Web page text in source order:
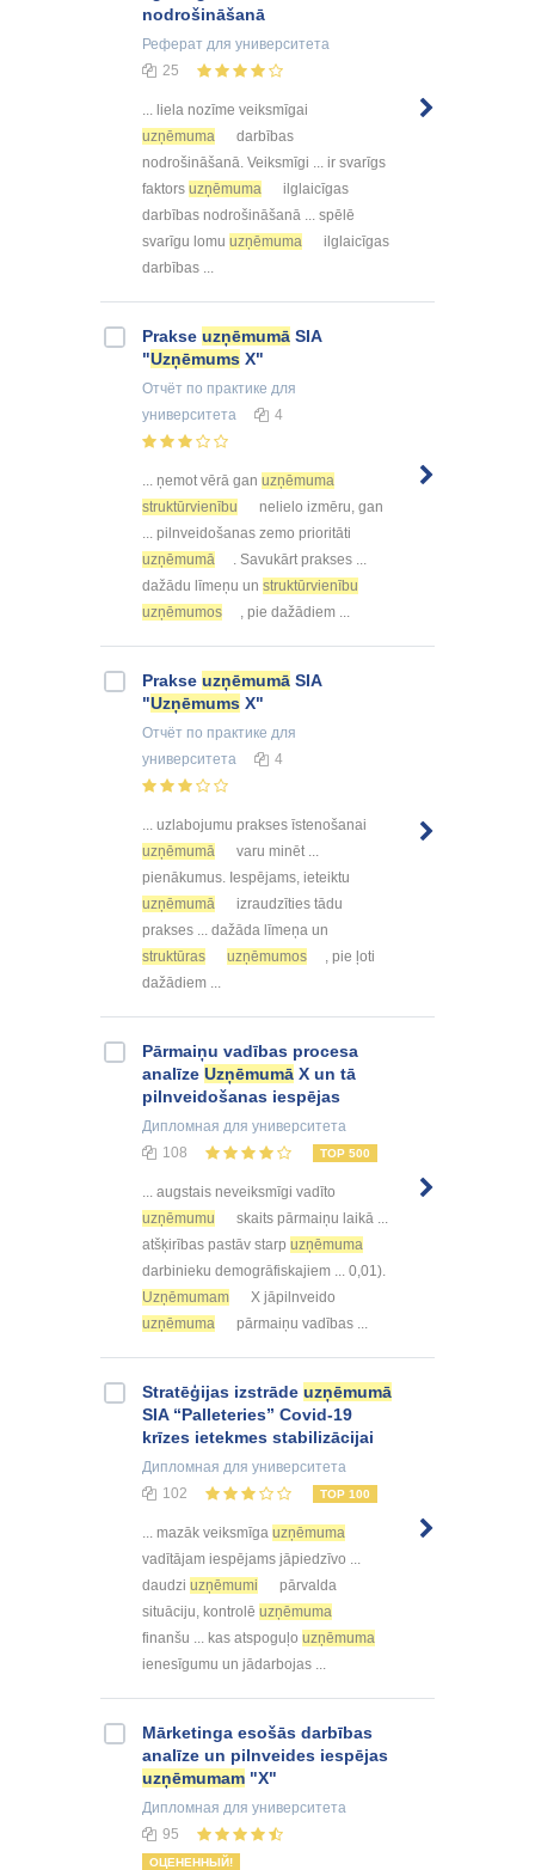
nodrošināšanā
Реферат для университета
25
... liela nozīme veiksmīgai
uzņēmuma
darbības
nodrošināšanā. Veiksmīgi ... ir svarīgs
faktors uzņēmuma
ilglaicīgas
darbības nodrošināšanā ... spēlē
svarīgu lomu uzņēmuma
ilglaicīgas
darbības ...
Prakse uzņēmumā SIA
"Uzņēmums X"
Отчёт по практике для
университета
4
... ņemot vērā gan uzņēmuma
struktūrvienību
nelielo izmēru, gan
... pilnveidošanas zemo prioritāti
uzņēmumā
. Savukārt prakses ...
dažādu līmeņu un struktūrvienību
uzņēmumos
, pie dažādiem ...
Prakse uzņēmumā SIA
"Uzņēmums X"
Отчёт по практике для
университета
4
... uzlabojumu prakses īstenošanai
uzņēmumā
varu minēt ...
pienākumus. Iespējams, ieteiktu
uzņēmumā
izraudzīties tādu
prakses ... dažāda līmeņa un
struktūras
uzņēmumos
, pie ļoti
dažādiem ...
Pārmaiņu vadības procesa
analīze Uzņēmumā X un tā
pilnveidošanas iespējas
Дипломная для университета
108
TOP 500
... augstais neveiksmīgi vadīto
uzņēmumu
skaits pārmaiņu laikā ...
atšķirības pastāv starp uzņēmuma
darbinieku demogrāfiskajiem ... 0,01).
Uzņēmumam
X jāpilnveido
uzņēmuma
pārmaiņu vadības ...
Stratēģijas izstrāde uzņēmumā
SIA “Palleteries” Covid-19
krīzes ietekmes stabilizācijai
Дипломная для университета
102
TOP 100
... mazāk veiksmīga uzņēmuma
vadītājam iespējams jāpiedzīvo ...
daudzi uzņēmumi
pārvalda
situāciju, kontrolē uzņēmuma
finanšu ... kas atspoguļo uzņēmuma
ienesīgumu un jādarbojas ...
Mārketinga esošās darbības
analīze un pilnveides iespējas
uzņēmumam "X"
Дипломная для университета
95
ОЦЕНЕННЫЙ!